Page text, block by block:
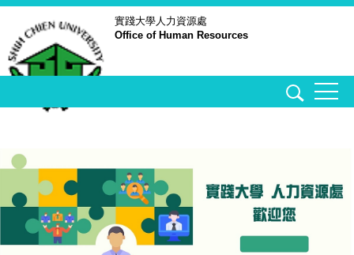
到
主
要
實踐大學人力資源處
Office of Human Resources